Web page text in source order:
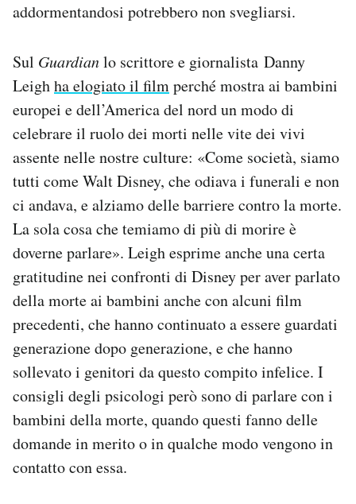
addormentandosi potrebbero non svegliarsi.
Sul Guardianlo scrittore e giornalista Danny
Leighha elogiato il filmperché mostra ai bambini
europei e dell’America del nord un modo di
celebrare il ruolo dei morti nelle vite dei vivi
assente nelle nostre culture: «Come società, siamo
tutti come Walt Disney, che odiava i funerali e non
ci andava, e alziamo delle barriere contro la morte.
La sola cosa che temiamo di più di morire è
doverne parlare». Leigh esprime anche una certa
gratitudine nei confronti di Disney per aver parlato
della morte ai bambini anche con alcuni film
precedenti, che hanno continuato a essere guardati
generazione dopo generazione, e che hanno
sollevato i genitori da questo compito infelice. I
consigli degli psicologi però sono di parlare con i
bambini della morte, quando questi fanno delle
domande in merito o in qualche modo vengono in
contatto con essa.